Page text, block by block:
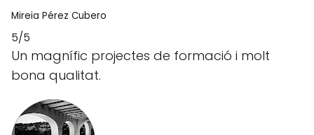
Mireia Pérez Cubero
5/5
Un magnífic projectes de formació i molt
bona qualitat.